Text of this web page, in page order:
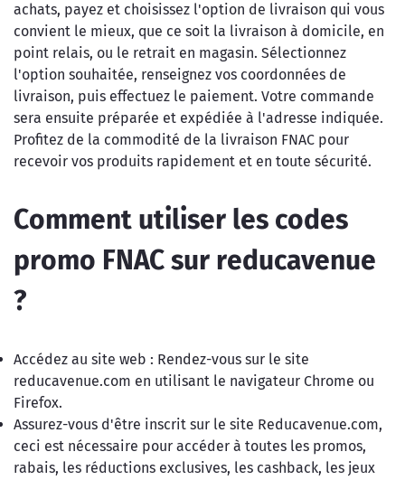
achats, payez et choisissez l'option de livraison qui vous
convient le mieux, que ce soit la livraison à domicile, en
point relais, ou le retrait en magasin. Sélectionnez
l'option souhaitée, renseignez vos coordonnées de
livraison, puis effectuez le paiement. Votre commande
sera ensuite préparée et expédiée à l'adresse indiquée.
Profitez de la commodité de la livraison FNAC pour
recevoir vos produits rapidement et en toute sécurité.
Comment utiliser les codes
promo FNAC sur reducavenue
?
Accédez au site web : Rendez-vous sur le site
reducavenue.com en utilisant le navigateur Chrome ou
Firefox.
Assurez-vous d'être inscrit sur le site Reducavenue.com,
ceci est nécessaire pour accéder à toutes les promos,
rabais, les réductions exclusives, les cashback, les jeux